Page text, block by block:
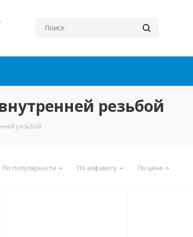
резьбой
резьбой
По популярности По алфавиту По цене